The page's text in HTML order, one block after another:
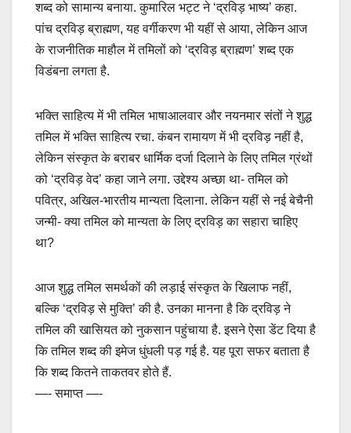
शब्द को सामान्य बनाया. कुमारिल भट्ट ने ‘द्रविड़ भाष्य’ कहा.
पांच द्रविड़ ब्राह्मण, यह वर्गीकरण भी यहीं से आया, लेकिन आज
के राजनीतिक माहौल में तमिलों को ‘द्रविड़ ब्राह्मण’ शब्द एक
विडंबना लगता है.
भक्ति साहित्य में भी तमिल भाषाआलवार और नयनमार संतों ने शुद्ध
तमिल में भक्ति साहित्य रचा. कंबन रामायण में भी द्रविड़ नहीं है,
लेकिन संस्कृत के बराबर धार्मिक दर्जा दिलाने के लिए तमिल ग्रंथों
को ‘द्रविड़ वेद’ कहा जाने लगा. उद्देश्य अच्छा था- तमिल को
पवित्र, अखिल-भारतीय मान्यता दिलाना. लेकिन यहीं से नई बेचैनी
जन्मी- क्या तमिल को मान्यता के लिए द्रविड़ का सहारा चाहिए
था?
आज शुद्ध तमिल समर्थकों की लड़ाई संस्कृत के खिलाफ नहीं,
बल्कि ‘द्रविड़ से मुक्ति’ की है. उनका मानना है कि द्रविड़ ने
तमिल की खासियत को नुकसान पहुंचाया है. इसने ऐसा डेंट दिया है
कि तमिल शब्द की इमेज धुंधली पड़ गई है. यह पूरा सफर बताता है
कि शब्द कितने ताकतवर होते हैं.
—- समाप्त —-